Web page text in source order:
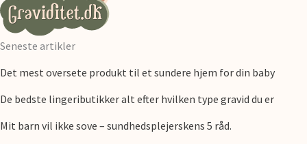
Seneste artikler
Det mest oversete produkt til et sundere hjem for din baby
De bedste lingeributikker alt efter hvilken type gravid du er
Mit barn vil ikke sove – sundhedsplejerskens 5 råd.